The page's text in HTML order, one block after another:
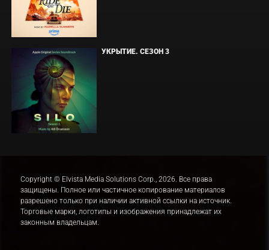
УКРЫТИЕ. СЕЗОН 3
Copyright © Elvista Media Solutions Corp., 2026. Все права
защищены. Полное или частичное копирование материалов
разрешено только при наличии активной ссылки на источник.
Торговые марки, логотипы и изображения принадлежат их
законным владельцам.